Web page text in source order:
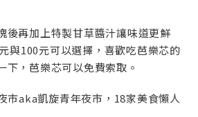
後再加上特製甘草醬汁讓味道更鮮
與100元可以選擇，喜歡吃芭樂芯的
下，芭樂芯可以免費索取。